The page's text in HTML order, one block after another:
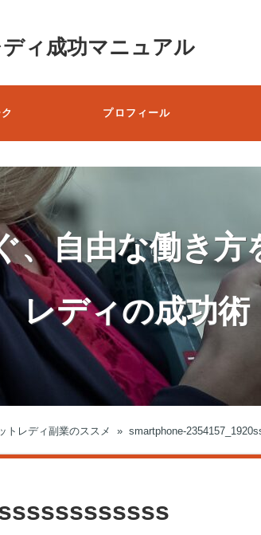
ィ成功マニュアル
プロフィール
、自由な働き
レディの成功術
トレディ副業のススメ » smartphone-